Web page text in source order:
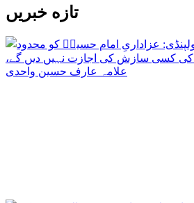
تازه خبریں